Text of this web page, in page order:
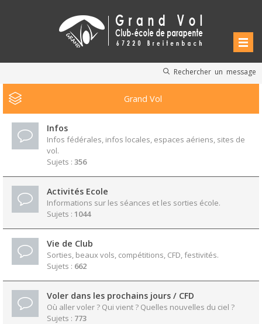
Rechercher un message
Grand Vol
Infos
Infos fédérales, infos locales, espaces aériens, sites de
vol.
Sujets : 356
Activités Ecole
Informations sur les séances et les sorties école.
Sujets : 1044
Vie de Club
Sorties, beaux vols, compétitions, CFD, festivités.
Sujets : 662
Voler dans les prochains jours / CFD
Où aller voler ? Qui vient ? Quelles nouvelles du ciel ?
Sujets : 773